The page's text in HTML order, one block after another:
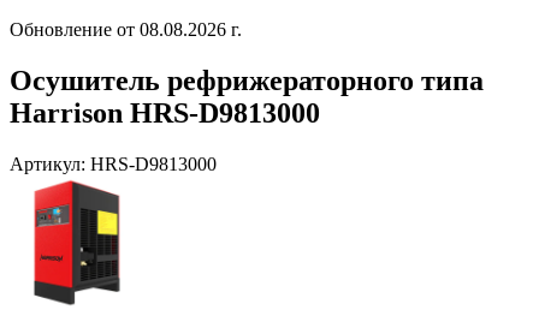
Обновление от 08.08.2026 г.
Осушитель рефрижераторного типа
Harrison HRS-D9813000
Артикул: HRS-D9813000